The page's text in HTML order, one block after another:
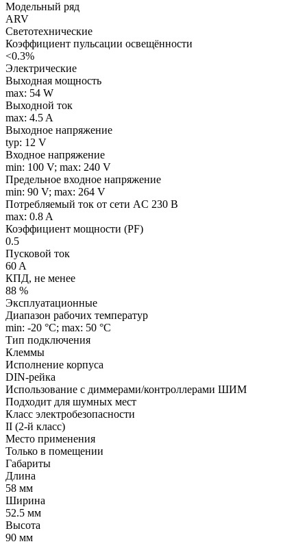
Модельный ряд
ARV
Светотехнические
Коэффициент пульсации освещённости
<0.3%
Электрические
Выходная мощность
max: 54 W
Выходной ток
max: 4.5 A
Выходное напряжение
typ: 12 V
Входное напряжение
min: 100 V; max: 240 V
Предельное входное напряжение
min: 90 V; max: 264 V
Потребляемый ток от сети AC 230 В
max: 0.8 A
Коэффициент мощности (PF)
0.5
Пусковой ток
60 A
КПД, не менее
88 %
Эксплуатационные
Диапазон рабочих температур
min: -20 °C; max: 50 °C
Тип подключения
Клеммы
Исполнение корпуса
DIN-рейка
Использование с диммерами/контроллерами ШИМ
Подходит для шумных мест
Класс электробезопасности
II (2-й класс)
Место применения
Только в помещении
Габариты
Длина
58 мм
Ширина
52.5 мм
Высота
90 мм